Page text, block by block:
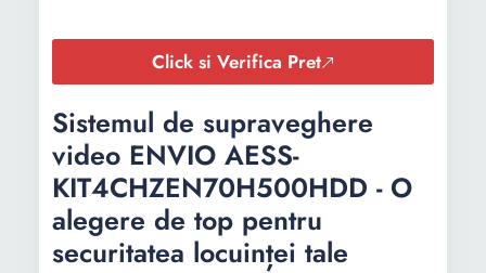
Click si Verifica Pret
Sistemul de supraveghere
video ENVIO AESS-
KIT4CHZEN70H500HDD - O
alegere de top pentru
securitatea locuinței tale